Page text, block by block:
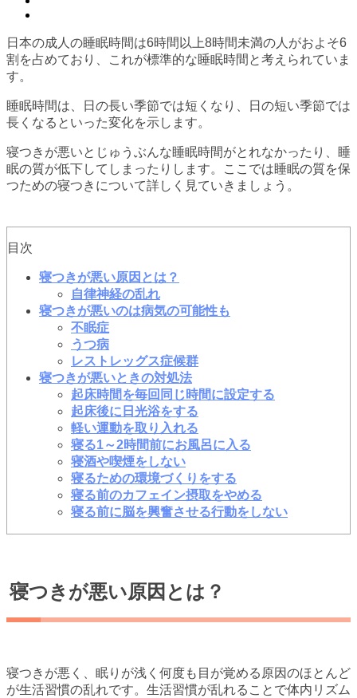
日本の成人の睡眠時間は6時間以上8時間未満の人がおよそ6
割を占めており、これが標準的な睡眠時間と考えられていま
す。
睡眠時間は、日の長い季節では短くなり、日の短い季節では
長くなるといった変化を示します。
寝つきが悪いとじゅうぶんな睡眠時間がとれなかったり、睡
眠の質が低下してしまったりします。ここでは睡眠の質を保
つための寝つきについて詳しく見ていきましょう。
目次
寝つきが悪い原因とは？
自律神経の乱れ
寝つきが悪いのは病気の可能性も
不眠症
うつ病
レストレッグス症候群
寝つきが悪いときの対処法
起床時間を毎回同じ時間に設定する
起床後に日光浴をする
軽い運動を取り入れる
寝る1～2時間前にお風呂に入る
寝酒や喫煙をしない
寝るための環境づくりをする
寝る前のカフェイン摂取をやめる
寝る前に脳を興奮させる行動をしない
寝つきが悪い原因とは？
寝つきが悪く、眠りが浅く何度も目が覚める原因のほとんど
が生活習慣の乱れです。生活習慣が乱れることで体内リズム